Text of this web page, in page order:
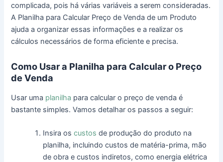
complicada, pois há várias variáveis a serem consideradas.
A Planilha para Calcular Preço de Venda de um Produto
ajuda a organizar essas informações e a realizar os
cálculos necessários de forma eficiente e precisa.
Como Usar a Planilha para Calcular o Preço
de Venda
Usar uma planilha para calcular o preço de venda é
bastante simples. Vamos detalhar os passos a seguir:
Insira oscustos de produção do produto na
planilha, incluindo custos de matéria-prima, mão
de obra e custos indiretos, como energia elétrica